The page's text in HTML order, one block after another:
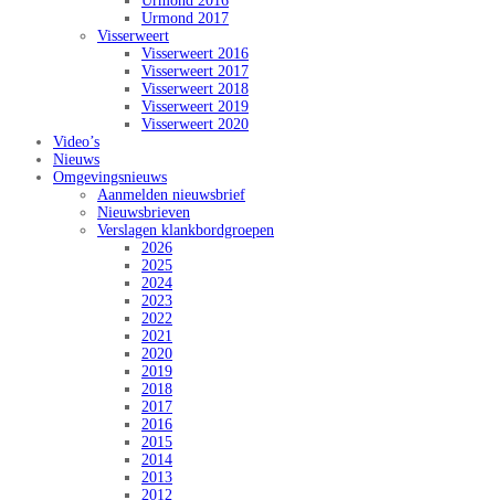
Urmond 2017
Visserweert
Visserweert 2016
Visserweert 2017
Visserweert 2018
Visserweert 2019
Visserweert 2020
Video’s
Nieuws
Omgevingsnieuws
Aanmelden nieuwsbrief
Nieuwsbrieven
Verslagen klankbordgroepen
2026
2025
2024
2023
2022
2021
2020
2019
2018
2017
2016
2015
2014
2013
2012